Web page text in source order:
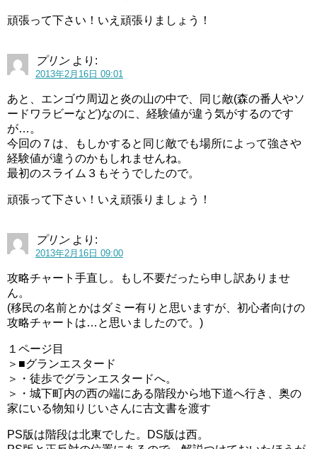
頑張って下さい！いえ頑張りましょう！
プリン より:
2013年2月16日 09:01
あと、エンゴウ周辺と炎の山の中で、同じ敵(森の番人やソ
ードワラビーなど)なのに、経験値が違う気がするのです
が…。
今回の７は、もしかすると同じ敵でも場所によって強さや
経験値が違うのかもしれませんね。
最初のスライム３もそうでしたので。
頑張って下さい！いえ頑張りましょう！
プリン より:
2013年2月16日 09:00
攻略チャート手直し。もし不要だったら申し訳ありませ
ん。
(移民の名前とかはダミー有りと思いますが、初心者向けの
攻略チャートは…と思いましたので。)
１ページ目
＞■グランエスタード
＞・徒歩でグランエスタードへ。
＞・城下町内の西の端にある階段から地下道へ行き、奥の
家にいる物知りじいさんに古文書を渡す
PS版は階段は北東でした。DS版は西。